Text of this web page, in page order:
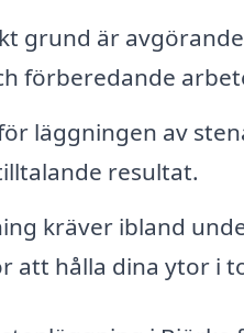
grund är
förberedande
läggningen av
resultat.
kräver ibland
hålla dina ytor i